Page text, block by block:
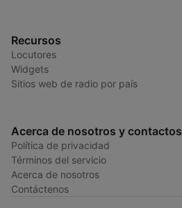
Recursos
Locutores
Widgets
Sitios web de radio por país
Acerca de nosotros y contactos
Política de privacidad
Términos del servicio
Acerca de nosotros
Contáctenos